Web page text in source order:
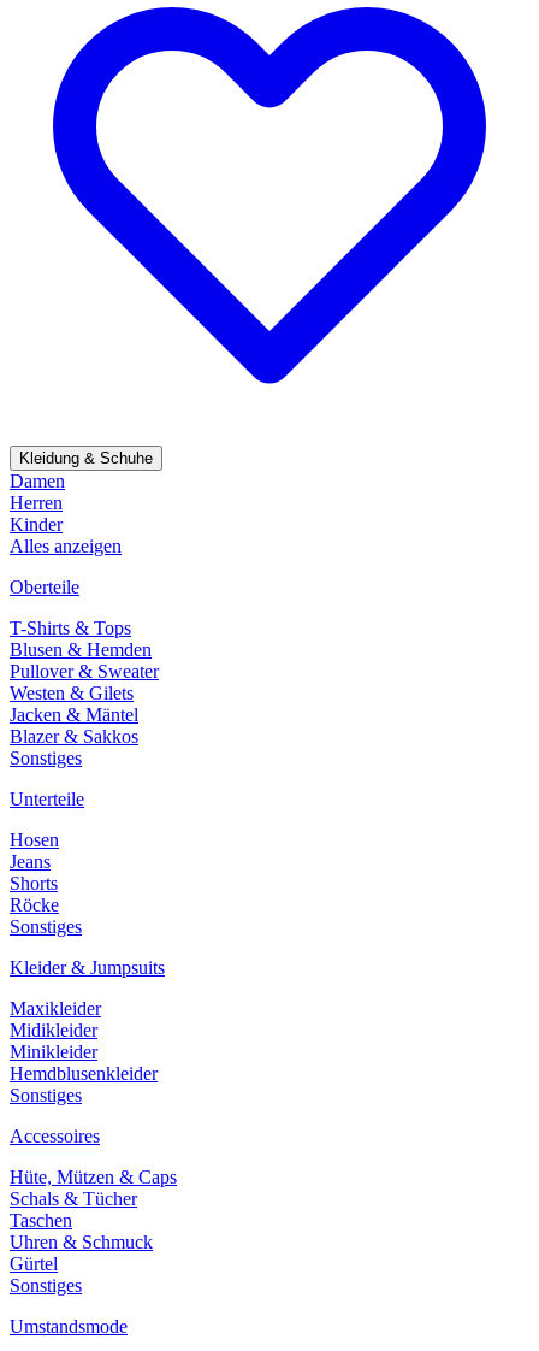
Kleidung & Schuhe
Damen
Herren
Kinder
Alles anzeigen
Oberteile
T-Shirts & Tops
Blusen & Hemden
Pullover & Sweater
Westen & Gilets
Jacken & Mäntel
Blazer & Sakkos
Sonstiges
Unterteile
Hosen
Jeans
Shorts
Röcke
Sonstiges
Kleider & Jumpsuits
Maxikleider
Midikleider
Minikleider
Hemdblusenkleider
Sonstiges
Accessoires
Hüte, Mützen & Caps
Schals & Tücher
Taschen
Uhren & Schmuck
Gürtel
Sonstiges
Umstandsmode